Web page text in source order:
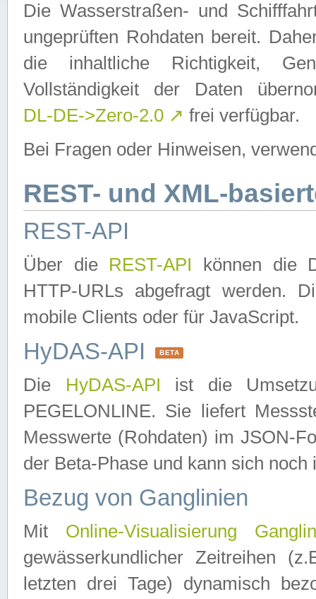
Die Wasserstraßen- und
ungeprüften Rohdaten bereit.
die inhaltliche Richtigkeit,
Vollständigkeit der Daten
DL-DE->Zero-2.0 ↗ frei verfügbar.
Bei Fragen oder Hinweisen,
REST- und XML-
REST-API
Über die REST-API können die
HTTP-URLs abgefragt werden.
mobile Clients oder für JavaScript.
HyDAS-API BETA
Die HyDAS-API ist die
PEGELONLINE. Sie liefert
Messwerte (Rohdaten) im JSON-
der Beta-Phase und kann sich noch
Bezug von Ganglinien
Mit Online-Visualisierung
gewässerkundlicher Zeitreihen
letzten drei Tage) dynamisch